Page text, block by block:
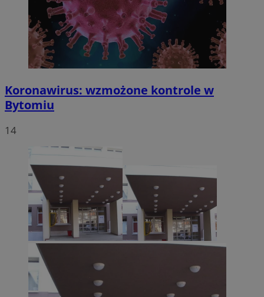
Koronawirus: wzmożone kontrole w
Bytomiu
14